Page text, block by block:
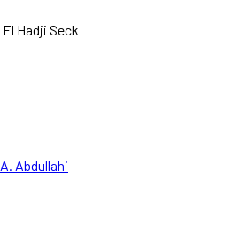
El Hadji Seck
A. Abdullahi